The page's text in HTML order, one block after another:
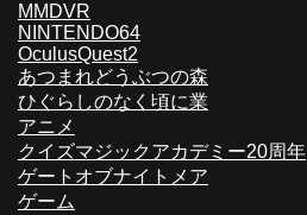
MMDVR
NINTENDO64
OculusQuest2
あつまれどうぶつの森
ひぐらしのなく頃に業
アニメ
クイズマジックアカデミー20周年
ゲートオブナイトメア
ゲーム